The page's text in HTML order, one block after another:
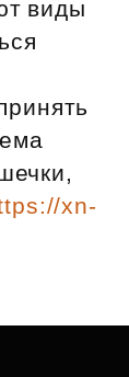
виды
xn-